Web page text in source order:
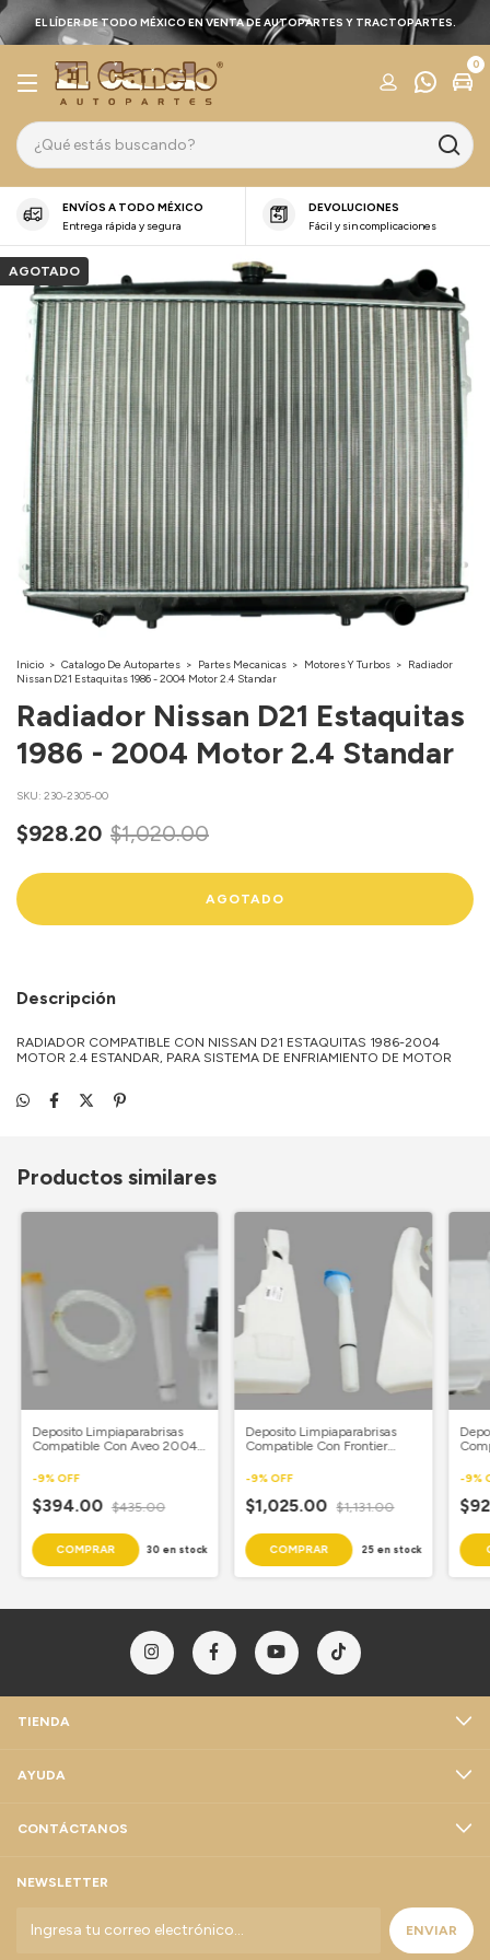
EL LÍDER DE TODO MÉXICO EN VENTA DE AUTOPARTES Y TRACTOPARTES.
0
ENVÍOS A TODO MÉXICO
Entrega rápida y segura
DEVOLUCIONES
Fácil y sin complicaciones
AGOTADO
Inicio > Catalogo De Autopartes > Partes Mecanicas > Motores Y Turbos > Radiador
Nissan D21 Estaquitas 1986 - 2004 Motor 2.4 Standar
Radiador Nissan D21 Estaquitas
1986 - 2004 Motor 2.4 Standar
SKU: 230-2305-00
$928.20 $1,020.00
Descripción
RADIADOR COMPATIBLE CON NISSAN D21 ESTAQUITAS 1986-2004
MOTOR 2.4 ESTANDAR, PARA SISTEMA DE ENFRIAMIENTO DE MOTOR
Productos similares
Deposito Limpiaparabrisas
Compatible Con Aveo 2004-
Con Cuello
-9%OFF
$394.00 $435.00
30 en stock
Deposito Limpiaparabrisas
Compatible Con Frontier
Motor Con Sensor Con Cuello
-9%OFF
$1,025.00 $1,131.00
25 en stock
-9%
TIENDA
AYUDA
CONTÁCTANOS
NEWSLETTER